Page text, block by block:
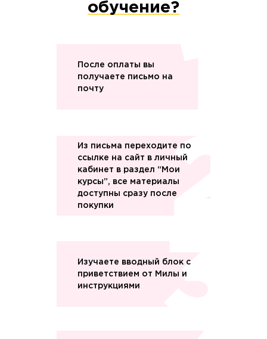
обучение?
После оплаты вы
получаете письмо на
почту
Из письма переходите по
ссылке на сайт в личный
кабинет в раздел “Мои
курсы”, все материалы
доступны сразу после
покупки
Изучаете вводный блок с
приветствием от Милы и
инструкциями